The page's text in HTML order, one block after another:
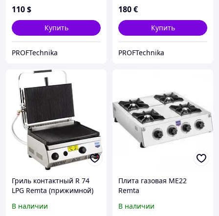
110$
Купить
PROFTechnika
180€
Купить
PROFTechnika
Гриль контактный R 74
LPG Remta (прижимной)
В наличии
Плита газовая ME22
Remta
В наличии